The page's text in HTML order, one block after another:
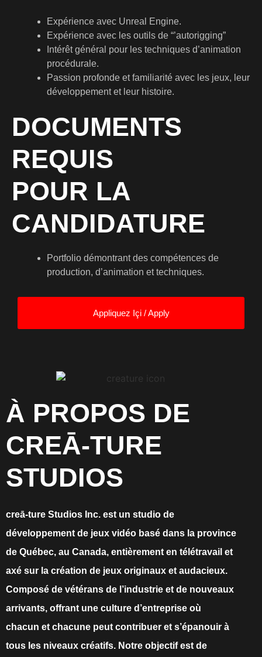
Expérience avec Unreal Engine.
Expérience avec les outils de “’autorigging”
Intérêt général pour les techniques d’animation
procédurale.
Passion profonde et familiarité avec les jeux, leur
développement et leur histoire.
DOCUMENTS
REQUIS
POUR LA
CANDIDATURE
Portfolio démontrant des compétences de
production, d’animation et techniques.
Appliquez Içi / Apply
À PROPOS DE
CREĀ-TURE
STUDIOS
creā-ture Studios Inc. est un studio de
développement de jeux vidéo basé dans la province
de Québec, au Canada, entièrement en télétravail et
axé sur la création de jeux originaux et audacieux.
Composé de vétérans de l’industrie et de nouveaux
arrivants, offrant une culture d’entreprise où
chacun et chacune peut contribuer et s’épanouir à
tous les niveaux créatifs. Notre objectif est de